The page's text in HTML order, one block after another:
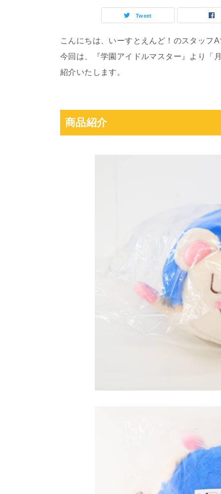
Tweet
こんにちは、いーすとえんど！のスタッフ
今回は、『学園アイドルマスター』より「
紹介いたします。
商品紹介